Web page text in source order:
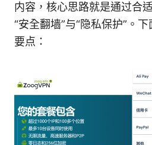
内容，核心思路就是通过合
“安全翻墙”与“隐私保护”。
要点：